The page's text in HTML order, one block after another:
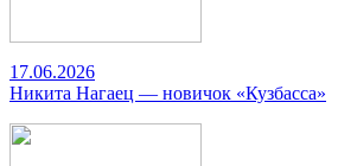
17.06.2026
Никита Нагаец — новичок «Кузбасса»